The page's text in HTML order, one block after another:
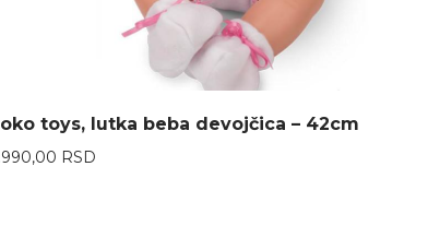
toys, lutka beba devojčica – 42cm
RSD